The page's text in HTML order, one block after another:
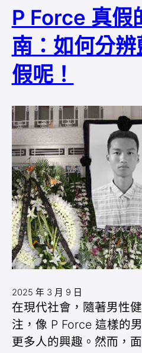
P Force 真假
南：如何分
假呢！
2025 年 3 月 9 日
在現代社會，隨著男性
注，像 P Force 這樣的
更多人的興趣。然而，